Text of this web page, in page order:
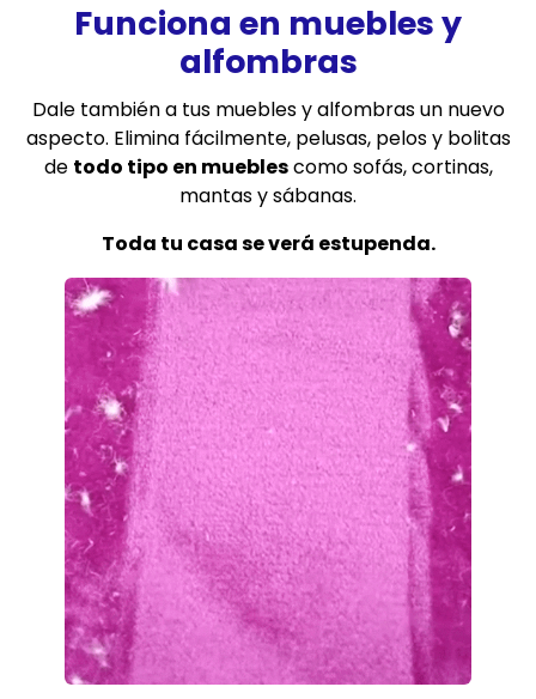
Funciona en muebles y
alfombras
Dale también a tus muebles y alfombras un nuevo
aspecto. Elimina fácilmente, pelusas, pelos y bolitas
de todo tipo en mueblescomo sofás, cortinas,
mantas y sábanas.
Toda tu casa se verá estupenda.